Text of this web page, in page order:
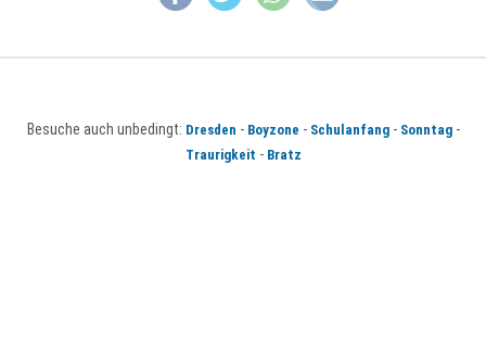
Besuche auch unbedingt: Dresden - Boyzone - Schulanfang- Sonntag-
Traurigkeit - Bratz